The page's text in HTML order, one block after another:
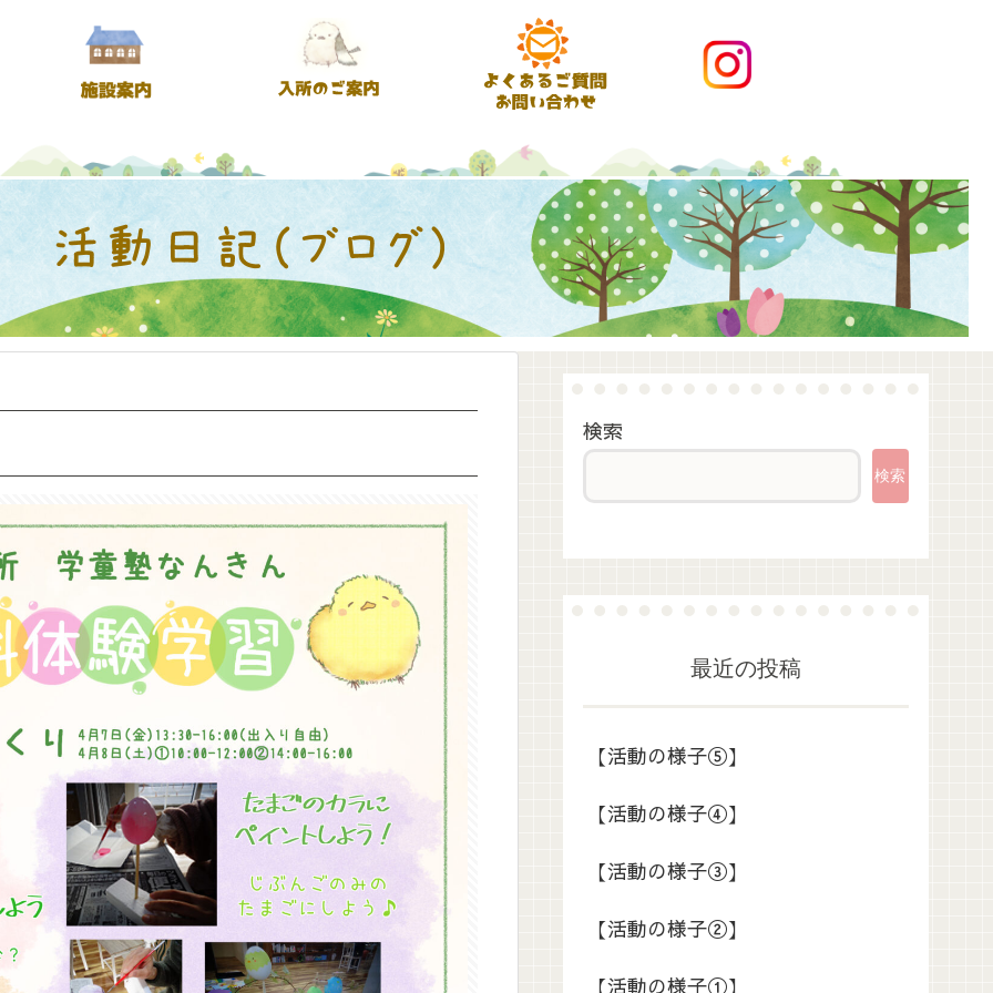
検索
検索
最近の投稿
【活動の様子⑤】
【活動の様子④】
【活動の様子③】
【活動の様子②】
【活動の様子①】